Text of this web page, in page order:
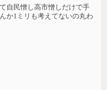
自民憎し高市憎しだけで手
か1ミリも考えてないの丸わ